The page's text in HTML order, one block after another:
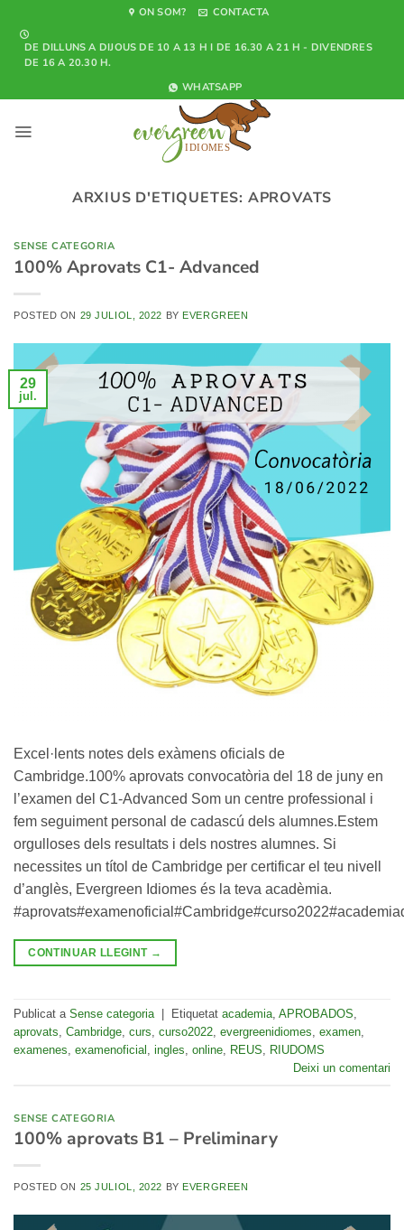
content
ON SOM? CONTACTA
DE DILLUNS A DIJOUS DE 10 A 13 H I DE 16.30 A 21 H - DIVENDRES
DE 16 A 20.30 H.
WHATSAPP
ARXIUS D'ETIQUETES: APROVATS
SENSE CATEGORIA
100% Aprovats C1- Advanced
POSTED ON 29 JULIOL, 2022 BY EVERGREEN
29
jul.
Excel·lents notes dels exàmens oficials de
Cambridge.100% aprovats convocatòria del 18 de juny en
l’examen del C1-Advanced Som un centre professional i
fem seguiment personal de cadascú dels alumnes.Estem
orgulloses dels resultats i dels nostres alumnes. Si
necessites un títol de Cambridge per certificar el teu nivell
d’anglès, Evergreen Idiomes és la teva acadèmia.
CONTINUAR LLEGINT →
Publicat a Sense categoria Etiquetat academia APROBADOS
aprovats Cambridge curs curso2022 evergreenidiomes examen
examenes examenoficial ingles online REUS
RIUDOMS
Deixi un comentari
SENSE CATEGORIA
100% aprovats B1 – Preliminary
POSTED ON 25 JULIOL, 2022 BY EVERGREEN